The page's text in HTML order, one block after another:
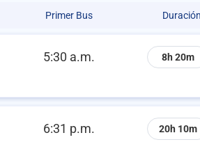
Primer Bus Duración
5:30 a.m. 8h 20m
6:31 p.m. 20h 10m